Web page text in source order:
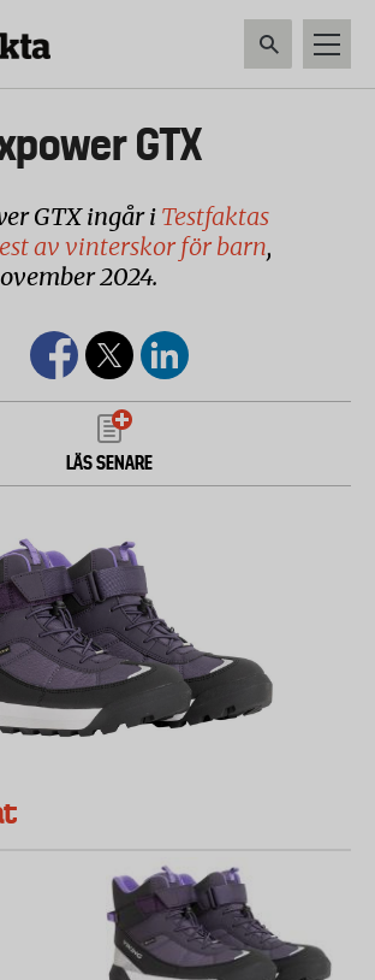
GTX
GTX ingår i Testfaktas
av vinterskor för barn,
2024.
LÄS SENARE